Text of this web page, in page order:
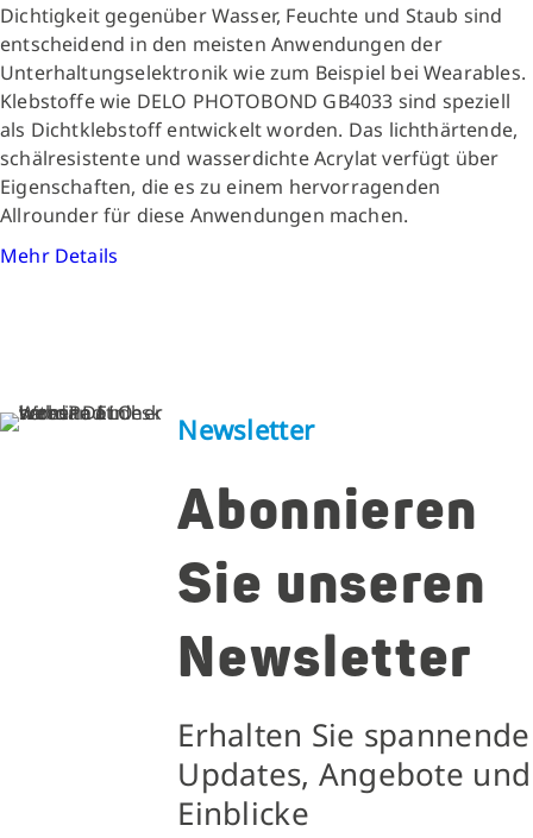
Dichtigkeit gegenüber Wasser, Feuchte und Staub sind
entscheidend in den meisten Anwendungen der
Unterhaltungselektronik wie zum Beispiel bei Wearables.
Klebstoffe wie DELO PHOTOBOND GB4033 sind speziell
als Dichtklebstoff entwickelt worden. Das lichthärtende,
schälresistente und wasserdichte Acrylat verfügt über
Eigenschaften, die es zu einem hervorragenden
Allrounder für diese Anwendungen machen.
Mehr Details
Newsletter
Abonnieren
Sie unseren
Newsletter
Erhalten Sie spannende
Updates, Angebote und
Einblicke